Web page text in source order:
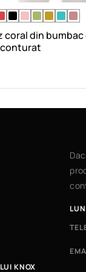
coral din
KNOX